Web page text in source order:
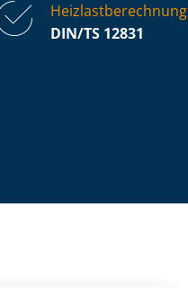
Heiz­last­be­rech­nung
DIN/TS 12831